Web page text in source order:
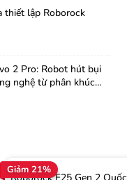
tĩnh), ngăn ngừa
được trang bịlưỡi
giúp loại bỏ tóc
con lăn luôn sạch và
giúp việc đổ bỏ và
thiết lập Roborock
2 Pro: Robot hút bụi
nghệ từ phân khúc
Giảm 21%